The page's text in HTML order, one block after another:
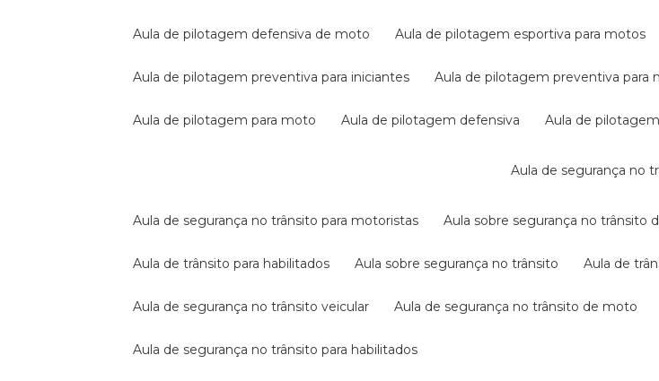
aula de pilotagem defensiva de moto aula de pilotagem esportiva para motos
aula de pilotagem preventiva para iniciantes aula de pilotagem preventiva para
aula de pilotagem para moto aula de pilotagem defensiva aula de
aula de segurança no
aula de segurança no trânsito para motoristas aula sobre segurança no trânsito
aula de trânsito para habilitados aula sobre segurança no trânsito aula de
aula de segurança no trânsito veicular aula de segurança no trânsito de moto
aula de segurança no trânsito para habilitados